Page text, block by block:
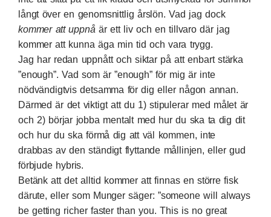
långt över en genomsnittlig årslön. Vad jag dock
kommer att uppnå är ett liv och en tillvaro där jag
kommer att kunna äga min tid och vara trygg.
Jag har redan uppnått och siktar på att enbart stärka
”enough”. Vad som är ”enough” för mig är inte
nödvändigtvis detsamma för dig eller någon annan.
Därmed är det viktigt att du 1) stipulerar med målet är
och 2) börjar jobba mentalt med hur du ska ta dig dit
och hur du ska förmå dig att väl kommen, inte
drabbas av den ständigt flyttande mållinjen, eller gud
förbjude hybris.
Betänk att det alltid kommer att finnas en större fisk
därute, eller som Munger säger: ”someone will always
be getting richer faster than you. This is no great